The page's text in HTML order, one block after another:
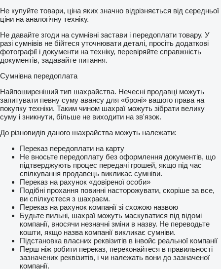
Не купуйте товари, ціна яких значно відрізняється від середньої
ціни на аналогічну техніку.
Не давайте згоди на сумнівні застави і передоплати товару. У
разі сумнівів не бійтеся уточнювати деталі, просіть додаткові
фотографії і документи на техніку, перевіряйте справжність
документів, задавайте питання.
Сумнівна передоплата
Найпоширеніший тип шахрайства. Нечесні продавці можуть
запитувати певну суму авансу для «броні» вашого права на
покупку техніки. Таким чином шахраї можуть зібрати велику
суму і зникнути, більше не виходити на зв'язок.
До різновидів даного шахрайства можуть належати:
Переказ передоплати на карту
Не вносьте передоплату без оформлення документів, що
підтверджують процес передачі грошей, якщо під час
спілкування продавець викликає сумніви.
Переказ на рахунок «довіреної особи»
Подібні прохання повинні насторожувати, скоріше за все,
ви спілкуєтеся з шахраєм.
Переказ на рахунок компанії зі схожою назвою
Будьте пильні, шахраї можуть маскуватися під відомі
компанії, вносячи незначні зміни в назву. Не переводьте
кошти, якщо назва компанії викликає сумніви.
Підстановка власних реквізитів в інвойс реальної компанії
Перш ніж робити переказ, переконайтеся в правильності
зазначених реквізитів, і чи належать вони до зазначеної
компанії.